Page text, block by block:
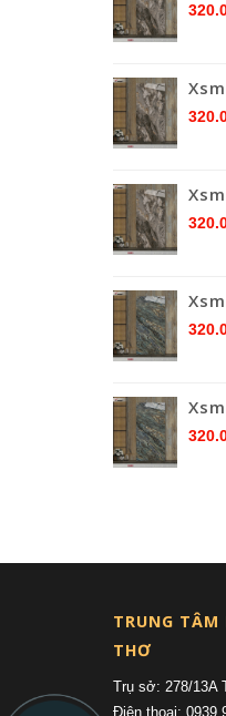
TRUNG
THƠ
Trụ sở: 278/13A
Điện thoại: 0939